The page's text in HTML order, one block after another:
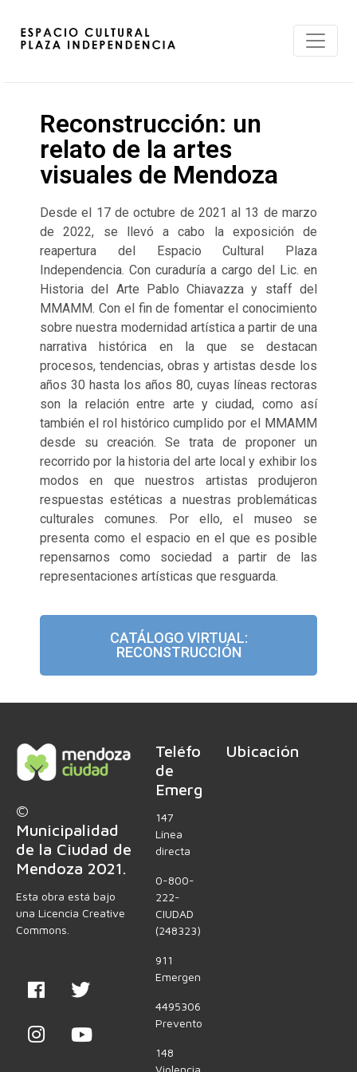
Reconstrucción: un
relato de la artes
visuales de Mendoza
Desde el 17 de octubre de 2021 al 13 de marzo
de 2022, se llevó a cabo la exposición de
reapertura del Espacio Cultural Plaza
Independencia. Con curaduría a cargo del Lic. en
Historia del Arte Pablo Chiavazza y staff del
MMAMM. Con el fin de fomentar el conocimiento
sobre nuestra modernidad artística a partir de una
narrativa histórica en la que se destacan
procesos, tendencias, obras y artistas desde los
años 30 hasta los años 80, cuyas líneas rectoras
son la relación entre arte y ciudad, como así
también el rol histórico cumplido por el MMAMM
desde su creación. Se trata de proponer un
recorrido por la historia del arte local y exhibir los
modos en que nuestros artistas produjeron
respuestas estéticas a nuestras problemáticas
culturales comunes. Por ello, el museo se
presenta como el espacio en el que es posible
repensarnos como sociedad a partir de las
representaciones artísticas que resguarda.
CATÁLOGO VIRTUAL:
RECONSTRUCCIÓN
©
Municipalidad
de la Ciudad de
Mendoza 2021.
Esta obra está bajo
una Licencia Creative
Commons.
Teléfonos
de
Emergencia
147
Línea
directa
0-800-
222-
CIUDAD
(248323)
911
Emergencias
4495306
Preventores
148
Violencia
Ubicación